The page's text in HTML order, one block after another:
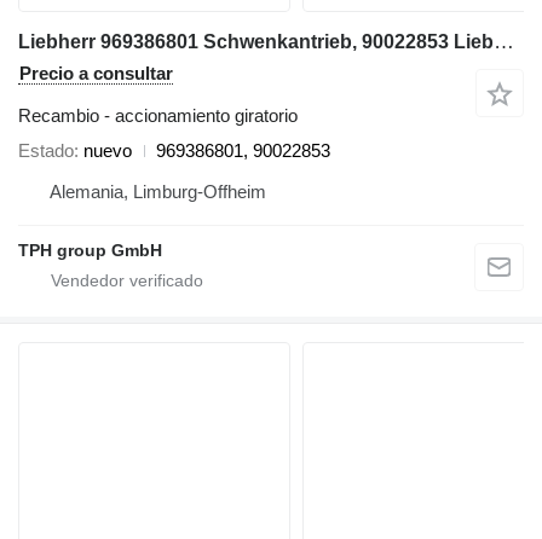
Liebherr 969386801 Schwenkantrieb, 90022853 Liebherr R926COMP, R922LC, R9 accionamiento giratorio para Liebherr
Precio a consultar
Recambio - accionamiento giratorio
Estado nuevo
969386801, 90022853
Alemania, Limburg-Offheim
TPH group GmbH